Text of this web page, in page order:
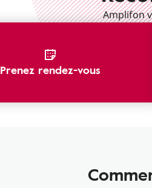
Amplifon
Prenez rendez-vous